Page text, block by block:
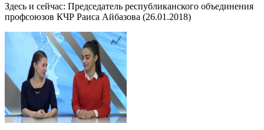
Здесь и сейчас: Председатель республиканского объединения
профсоюзов КЧР Раиса Айбазова (26.01.2018)